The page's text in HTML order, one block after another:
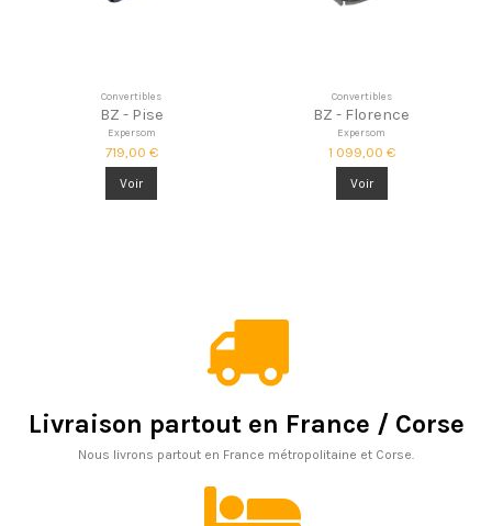
Convertibles
BZ - Pise
Expersom
719,00 €
Voir
Convertibles
BZ - Florence
Expersom
1 099,00 €
Voir
Livraison partout en France / Corse
Nous livrons partout en France métropolitaine et Corse.